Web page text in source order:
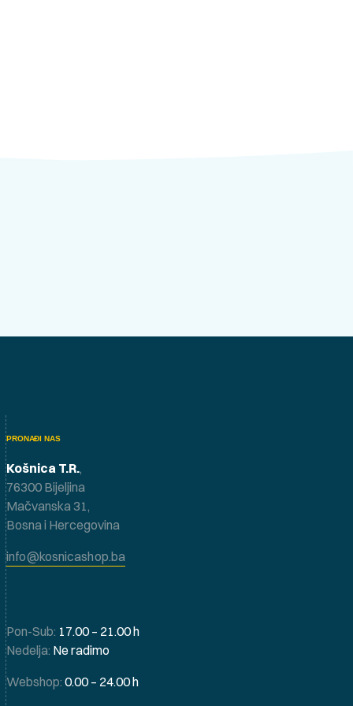
PRONAĐI NAS
Košnica T.R.,
76300 Bijeljina
Mačvanska 31,
Bosna i Hercegovina
info@kosnicashop.ba
Pon-Sub: 17.00 – 21.00 h
Nedelja: Ne radimo
Webshop:0.00 – 24.00 h